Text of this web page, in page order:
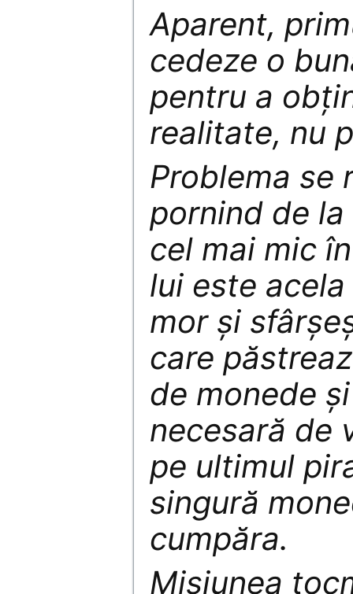
Aparent,
cedeze o
pentru a
realitate, nu
Problema se
pornind de
cel mai mic
lui este
mor şi
care
de monede
necesară de
pe ultimul
singură
cumpăra.
Misiunea